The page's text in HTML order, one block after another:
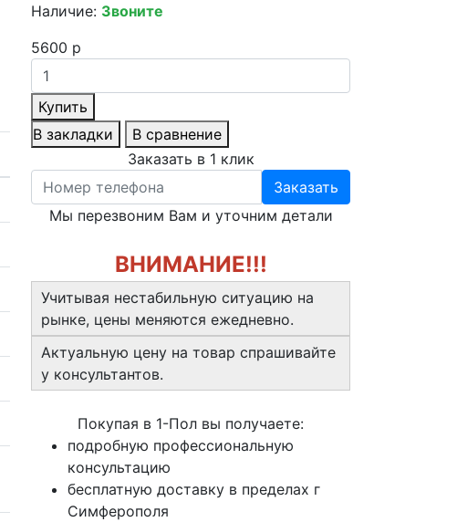
Наличие: Звоните
5600 р
Купить
В закладки
В сравнение
Заказать в 1 клик
Заказать
Мы перезвоним Вам и уточним детали
ВНИМАНИЕ!!!
Учитывая нестабильную ситуацию на
рынке, цены меняются ежедневно.
Актуальную цену на товар спрашивайте
у консультантов.
Покупая в 1-Пол вы получаете:
подробную профессиональную
консультацию
бесплатную доставку в пределах г
Симферополя